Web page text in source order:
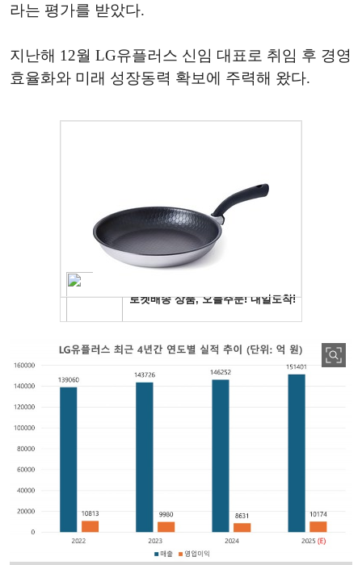
라는 평가를 받았다.
지난해 12월 LG유플러스 신임 대표로 취임 후 경영
효율화와 미래 성장동력 확보에 주력해 왔다.